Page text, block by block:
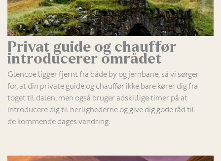
Privat guide og chauffør
introducerer området
Glencoe ligger fjernt fra både by og jernbane, så vi sørger
for, at din private guide og chauffør ikke bare kører dig fra
toget til dalen, men også bruger adskillige timer på at
introducere dig til herlighederne og give dig gode råd til
de kommende dages vandring.